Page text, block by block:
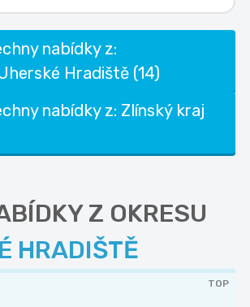
nabídky z:
Hradiště (14)
nabídky z: Zlínský kraj
Z OKRESU
HRADIŠTĚ
TOP